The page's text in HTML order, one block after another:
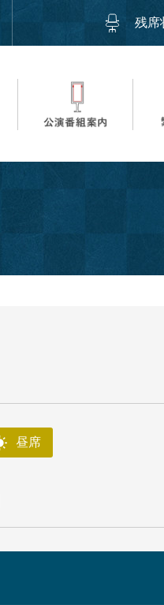
残席
昼席